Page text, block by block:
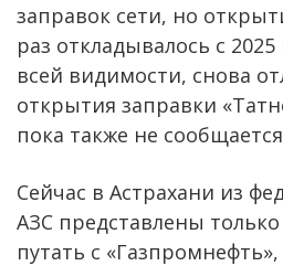
заправок сети, но
раз откладывалось с
всей видимости, снова
открытия заправки
пока также не
Сейчас в Астрахани из
АЗС представлены
путать с